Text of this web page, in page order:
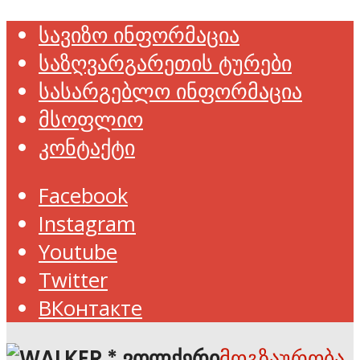
სავიზო ინფორმაცია
საზღვარგარეთის ტურები
სასარგებლო ინფორმაცია
მსოფლიო
კონტაქტი
Facebook
Instagram
Youtube
Twitter
ВКонтакте